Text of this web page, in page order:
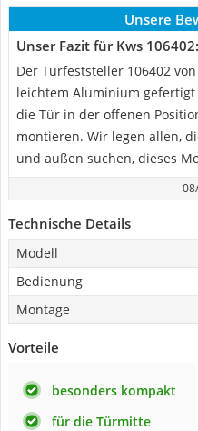
Unsere
Unser Fazit für Kws 106402:
Der Türfeststeller 106402
leichtem Aluminium
die Tür in der offenen
montieren. Wir legen allen,
und außen suchen, dieses
Technische Details
Modell
Bedienung
Montage
Vorteile
besonders kompakt
für die Türmitte